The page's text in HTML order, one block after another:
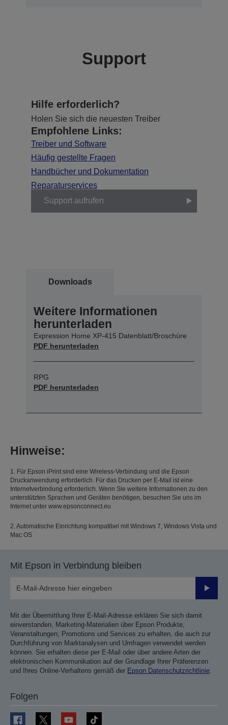
Support
Hilfe erforderlich?
Holen Sie sich die neuesten Treiber
Empfohlene Links:
Treiber und Software
Häufig gestellte Fragen
Handbücher und Dokumentation
Reparaturservices
Support aufrufen
Downloads
Weitere Informationen
herunterladen
Expression Home XP-415 Datenblatt/Broschüre
PDF herunterladen
RPG
PDF herunterladen
Hinweise:
1. Für Epson iPrint sind eine Wireless-Verbindung und die Epson
Druckanwendung erforderlich. Für das Drucken per E-Mail ist eine
Internetverbindung erforderlich. Wenn Sie weitere Informationen zu den
unterstützten Sprachen und Geräten benötigen, besuchen Sie uns im
Internet unter www.epsonconnect.eu
2. Automatische Einrichtung kompatibel mit Windows 7, Windows Vista und
Mac OS
Mit Epson in Verbindung bleiben
Mit der Übermittlung Ihrer E-Mail-Adresse erklären Sie sich damit
einverstanden, Marketing-Materialien über Epson Produkte,
Veranstaltungen, Promotions und Services zu erhalten, die auch zur
Durchführung von Marktanalysen und Umfragen verwendet werden
können. Sie erhalten diese per E-Mail oder über andere Arten der
elektronischen Kommunikation auf der Grundlage Ihrer Präferenzen
und Ihres Online-Verhaltens gemäß der Epson Datenschutzrichtlinie
Folgen